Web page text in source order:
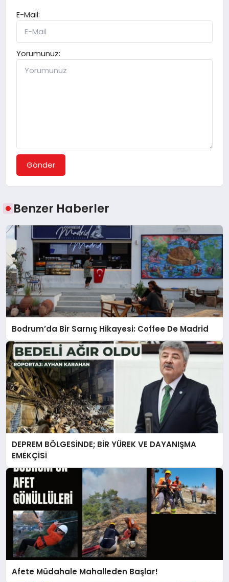
E-Mail:
Yorumunuz:
Gönder
Benzer Haberler
Bodrum’da Bir Sarnıç Hikayesi: Coffee De Madrid
DEPREM BÖLGESİNDE; BİR YÜREK VE DAYANIŞMA
EMEKÇİSİ
Afete Müdahale Mahalleden Başlar!